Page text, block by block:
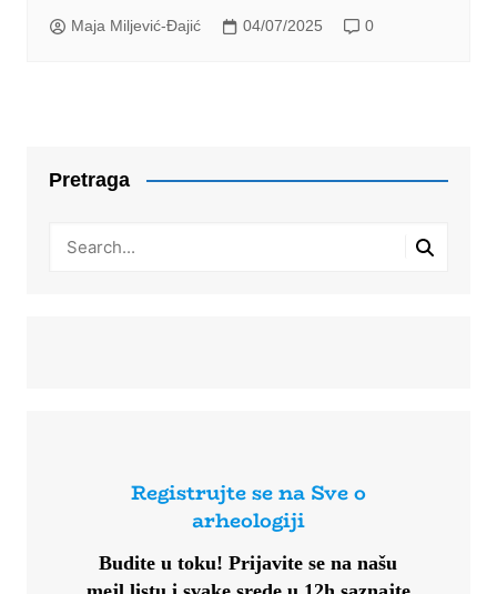
Maja Miljević-Đajić 04/07/2025 0
Pretraga
Registrujte se na Sve o
arheologiji
Budite u toku!Prijavite se na našu